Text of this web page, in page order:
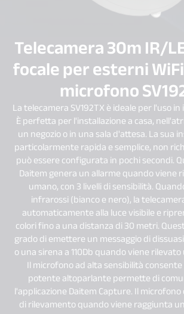
Telecamera 30m IR/
focale per esterni
microfono
La telecamera SV192TX è ideale per l'uso
È perfetta per l'installazione a casa,
un negozio o in una sala d'attesa. La sua
particolarmente rapida e semplice, non
può essere configurata in pochi secondi.
Daitem genera un allarme quando viene
umano, con 3 livelli di sensibilità.
infrarossi (bianco e nero), la
automaticamente alla luce visibile e
colori fino a una distanza di 30 metri.
grado di emettere un messaggio di
o una sirena a 110Db quando viene
Il microfono ad alta sensibilità
potente altoparlante permette di
l'applicazione Daitem Capture. Il
di rilevamento quando viene raggiunta